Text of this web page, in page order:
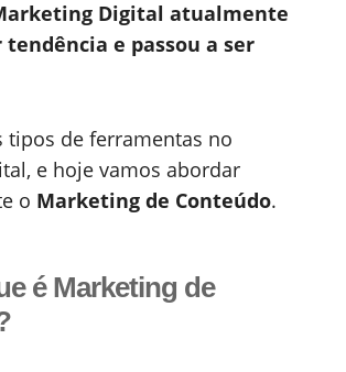
Digital atualmente
tendência e passou a ser
tipos de ferramentas no
e hoje vamos abordar
o Marketing de Conteúdo.
é Marketing de